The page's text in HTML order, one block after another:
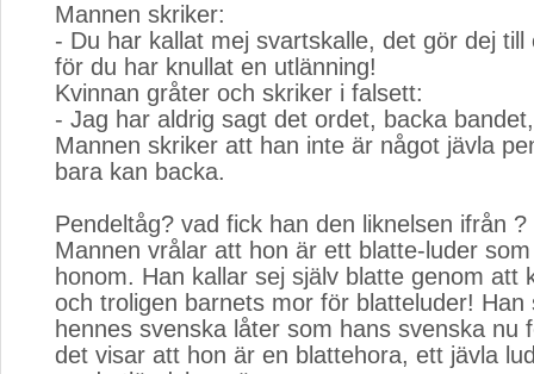
Mannen skriker:
- Du har kallat mej svartskalle, det gör dej till
för du har knullat en utlänning!
Kvinnan gråter och skriker i falsett:
- Jag har aldrig sagt det ordet, backa
Mannen skriker att han inte är något jävla
bara kan backa.
Pendeltåg? vad fick han den liknelsen ifrån ?
Mannen vrålar att hon är ett blatte-luder
honom. Han kallar sej själv blatte genom att
och troligen barnets mor för blatteluder! Han
hennes svenska låter som hans svenska nu
det visar att hon är en blattehora, ett jävla